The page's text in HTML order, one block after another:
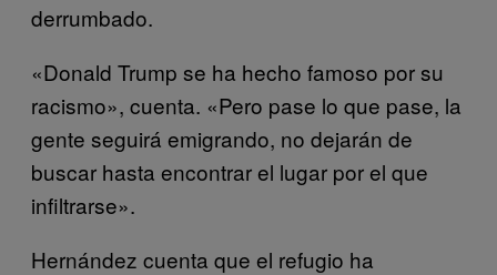
derrumbado.
«Donald Trump se ha hecho famoso por su
racismo», cuenta. «Pero pase lo que pase, la
gente seguirá emigrando, no dejarán de
buscar hasta encontrar el lugar por el que
infiltrarse».
Hernández cuenta que el refugio ha